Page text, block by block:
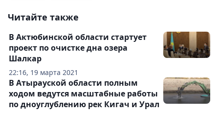
Читайте также
22:16, 19 марта 2021
В Актюбинской области стартует
проект по очистке дна озера
Шалкар
В Атырауской области полным
ходом ведутся масштабные работы
по дноуглублению рек Кигач и Урал